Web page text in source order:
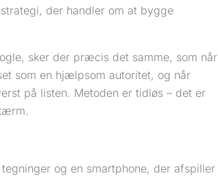
der handler om at bygge
sker der præcis det samme, som når
som en hjælpsom autoritet, og når
på listen. Metoden er tidløs – det er